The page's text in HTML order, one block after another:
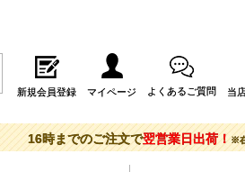
新規会員登録 マイページ よくあるご質問 当
16時までのご注文で翌営業日出荷！※